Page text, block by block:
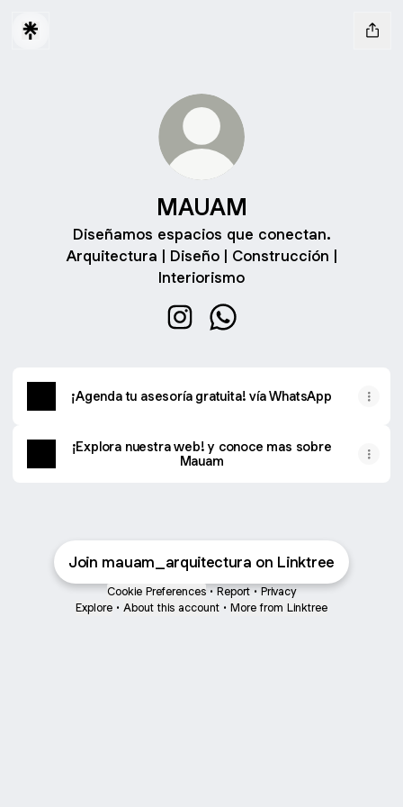
MAUAM
Diseñamos espacios que conectan.
Arquitectura | Diseño | Construcción |
Interiorismo
¡Agenda tu asesoría gratuita! vía WhatsApp
¡Explora nuestra web! y conoce mas sobre
Mauam
Join mauam_arquitectura on Linktree
Cookie Preferences • Report • Privacy
Explore • About this account • More from Linktree